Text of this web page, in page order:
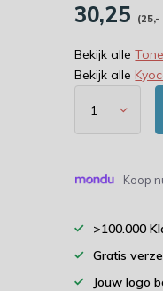
30,25 (25,-
Bekijk alle
Bekijk alle
Koop
>100.000
Gratis
Jouw logo